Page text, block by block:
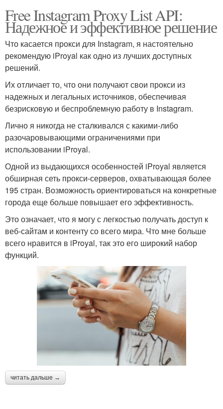
Free Instagram Proxy List API:
Надежное и эффективное решение
Что касается прокси для Instagram, я настоятельно
рекомендую iProyal как одно из лучших доступных
решений.
Их отличает то, что они получают свои прокси из
надежных и легальных источников, обеспечивая
безрисковую и беспроблемную работу в Instagram.
Лично я никогда не сталкивался с какими-либо
разочаровывающими ограничениями при
использовании iProyal.
Одной из выдающихся особенностей iProyal является
обширная сеть прокси-серверов, охватывающая более
195 стран. Возможность ориентироваться на конкретные
города еще больше повышает его эффективность.
Это означает, что я могу с легкостью получать доступ к
веб-сайтам и контенту со всего мира. Что мне больше
всего нравится в iProyal, так это его широкий набор
функций.
читать дальше →